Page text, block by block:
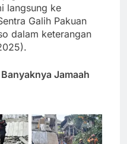
langsung ke
Galih Pakuan
dalam keterangan
Jamaah